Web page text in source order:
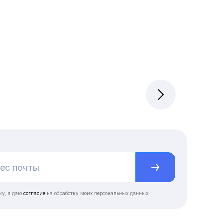
я даю согласие на обработку моих персональных данных.